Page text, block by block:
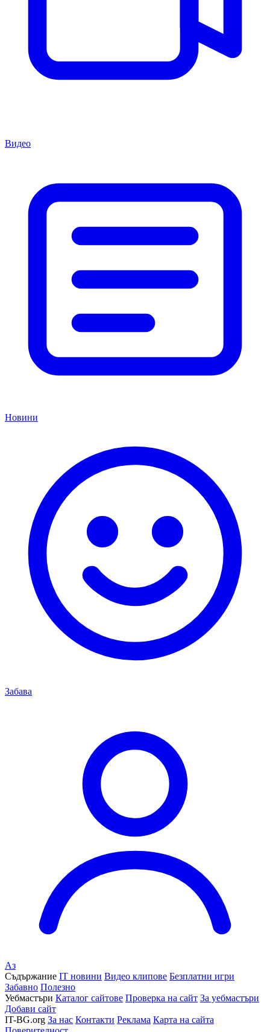
Видео
Новини
Забава
Аз
Съдържание IT новини Видео клипове Безплатни игри
Забавно Полезно
Уебмастъри Каталог сайтове Проверка на сайт За уебмастъри
Добави сайт
IT-BG.org За нас Контакти Реклама Карта на сайта